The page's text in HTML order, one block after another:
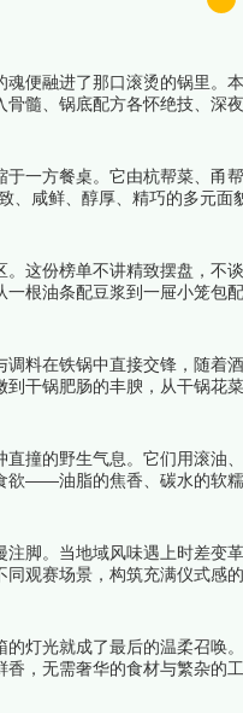
便融进了那口滚烫的锅里。
髓、锅底配方各怀绝技、深
庆牛油老火锅的霸气麻辣到
二的江湖。下面跟着榜中榜
一方餐桌。它由杭帮菜、甬
、咸鲜、醇厚、精巧的多元
咀嚼的文化记忆。下面跟着
这份榜单不讲精致摆盘，不
根油条配豆浆到一屉小笼包
是打工人每天早晨最踏实的
料在铁锅中直接交锋，随着
干锅肥肠的丰腴，从干锅花
，约上三五好友，围着一口
撞的野生气息。它们用滚油
欲——油脂的焦香、碳水的软
经伸向了下一份。这份榜单
脚。当地域风味遇上时差变
观赛场景，构筑充满仪式感
灯光就成了最后的温柔召
，无需奢华的食材与繁杂的
惑了吗？下面跟着榜中榜编